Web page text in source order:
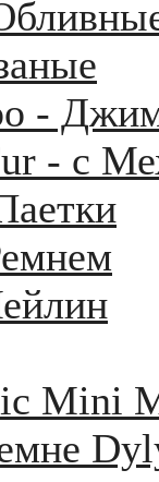
-
- с
Mini